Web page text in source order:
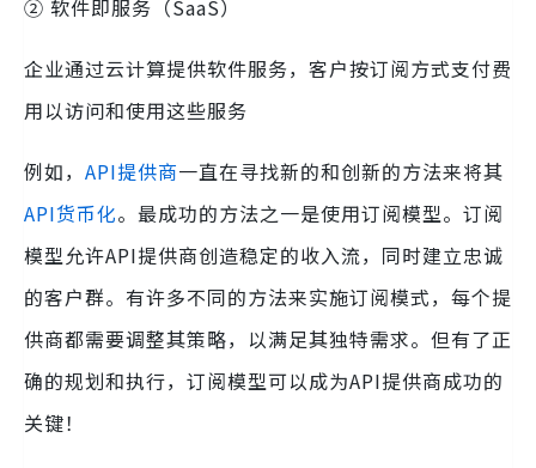
② 软件即服务（SaaS）
企业通过云计算提供软件服务，客户按订阅方式支付费
用以访问和使用这些服务
例如， API提供商一直在寻找新的和创新的方法来将其
API货币化。最成功的方法之一是使用订阅模型。订阅
模型允许API提供商创造稳定的收入流，同时建立忠诚
的客户群。有许多不同的方法来实施订阅模式，每个提
供商都需要调整其策略，以满足其独特需求。但有了正
确的规划和执行，订阅模型可以成为API提供商成功的
关键！